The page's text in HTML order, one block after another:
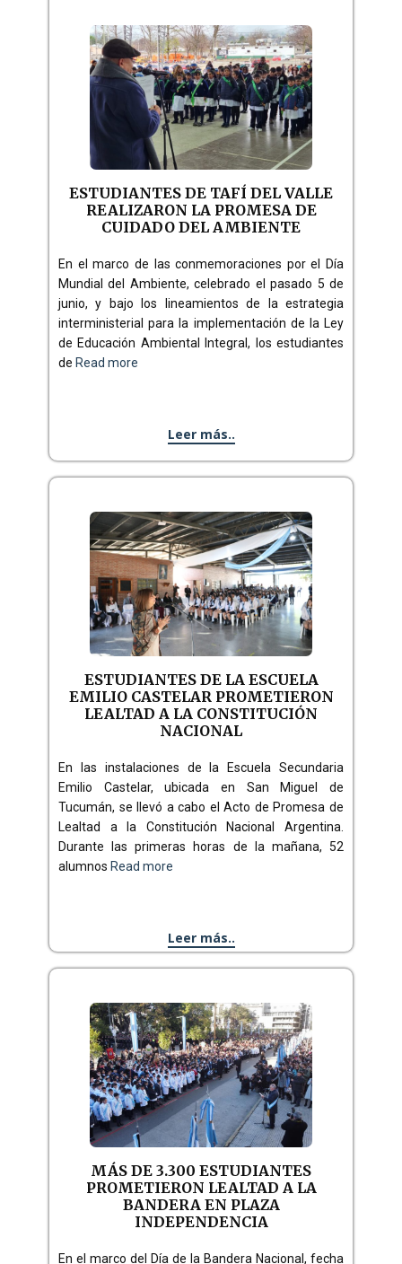
ESTUDIANTES DE TAFÍ DEL VALLE
REALIZARON LA PROMESA DE
CUIDADO DEL AMBIENTE
En el marco de las conmemoraciones por el Día
Mundial del Ambiente, celebrado el pasado 5 de
junio, y bajo los lineamientos de la estrategia
interministerial para la implementación de la Ley
de Educación Ambiental Integral, los estudiantes
de Read more
Leer más..
ESTUDIANTES DE LA ESCUELA
EMILIO CASTELAR PROMETIERON
LEALTAD A LA CONSTITUCIÓN
NACIONAL
En las instalaciones de la Escuela Secundaria
Emilio Castelar, ubicada en San Miguel de
Tucumán, se llevó a cabo el Acto de Promesa de
Lealtad a la Constitución Nacional Argentina.
Durante las primeras horas de la mañana, 52
alumnos Read more
Leer más..
MÁS DE 3.300 ESTUDIANTES
PROMETIERON LEALTAD A LA
BANDERA EN PLAZA
INDEPENDENCIA
En el marco del Día de la Bandera Nacional, fecha